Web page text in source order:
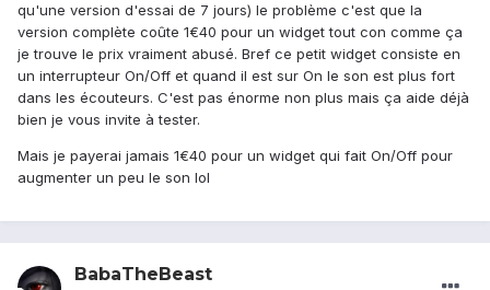
qu'une version d'essai de 7 jours) le problème c'est que la
version complète coûte 1€40 pour un widget tout con comme ça
je trouve le prix vraiment abusé. Bref ce petit widget consiste en
un interrupteur On/Off et quand il est sur On le son est plus fort
dans les écouteurs. C'est pas énorme non plus mais ça aide déjà
bien je vous invite à tester.
Mais je payerai jamais 1€40 pour un widget qui fait On/Off pour
augmenter un peu le son lol
BabaTheBeast